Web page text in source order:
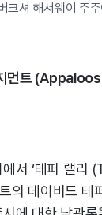
크셔 해서웨이 주
먼트
서 ‘테퍼 랠리
의 데이비드 테